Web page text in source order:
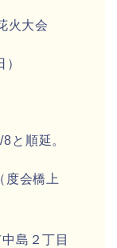
火大会
と順延。
会橋上
島２丁目